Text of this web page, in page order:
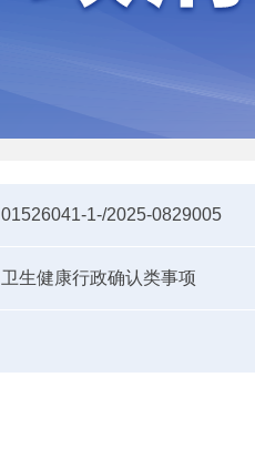
01526041-1-/2025-0829005
卫生健康行政确认类事项